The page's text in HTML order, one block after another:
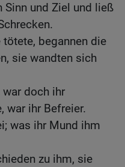
Sinn und Ziel und ließ
begannen die
sie wandten sich
war doch ihr
war ihr Befreier.
was ihr Mund ihm
zu ihm, sie